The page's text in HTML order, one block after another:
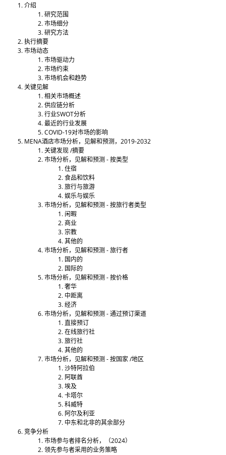
介绍
研究范围
市场细分
研究方法
执行摘要
市场动态
市场驱动力
市场约束
市场机会和趋势
关键见解
相关市场概述
供应链分析
行业SWOT分析
最近的行业发展
COVID-19对市场的影响
MENA酒店市场分析，见解和预测，2019-2032
关键发现 /摘要
市场分析，见解和预测 - 按类型
住宿
食品和饮料
旅行与旅游
娱乐与娱乐
市场分析，见解和预测 - 按旅行者类型
闲暇
商业
宗教
其他的
市场分析，见解和预测 - 旅行者
国内的
国际的
市场分析，见解和预测 - 按价格
奢华
中距离
经济
市场分析，见解和预测 - 通过预订渠道
直接预订
在线旅行社
旅行社
其他的
市场分析，见解和预测 - 按国家 /地区
沙特阿拉伯
阿联酋
埃及
卡塔尔
科威特
阿尔及利亚
中东和北非的其余部分
竞争分析
市场参与者排名分析，（2024）
领先参与者采用的业务策略